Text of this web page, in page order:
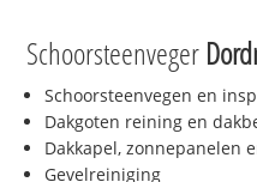
Schoorsteenveger
Schoorsteenvegen en
Dakgoten reining en
Dakkapel, zonnepanelen
Gevelreiniging